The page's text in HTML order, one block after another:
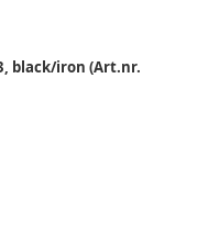
black/iron (Art.nr.